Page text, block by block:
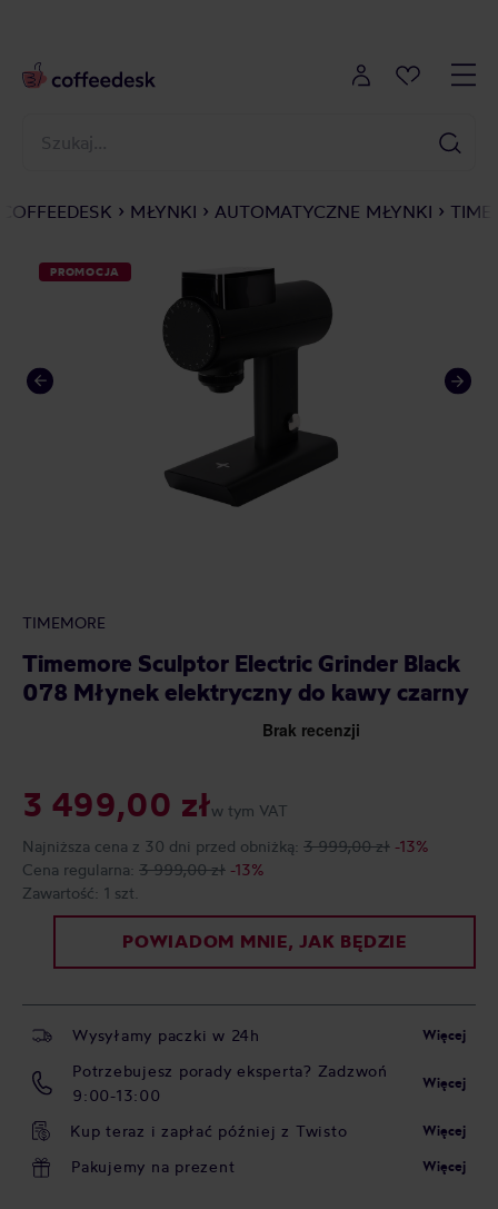
COFFEEDESK MŁYNKI AUTOMATYCZNE MŁYNKI
PROMOCJA
TIMEMORE
Timemore Sculptor Electric Grinder Black
078 Młynek elektryczny do kawy czarny
3 499,00 złw tym VAT
Najniższa cena z 30 dni przed obniżką: 3 999,00 zł -13%
Cena regularna: 3 999,00 zł -13%
Zawartość: 1 szt.
POWIADOM MNIE, JAK BĘDZIE
Wysyłamy paczki w 24h Więcej
Potrzebujesz porady eksperta? Zadzwoń
9:00-13:00
Więcej
Kup teraz i zapłać później z Twisto Więcej
Pakujemy na prezent Więcej